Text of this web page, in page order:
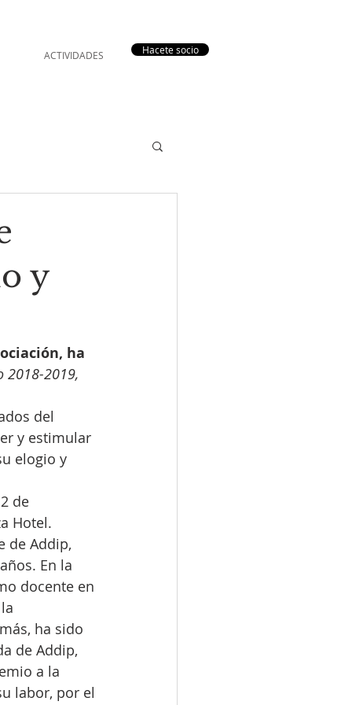
ACTIVIDADES Hacete socio
y
ha
2018-2019,
del
y estimular
elogio y
de
Hotel.
de Addip,
En la
docente en
ha sido
de Addip,
a la
labor, por el